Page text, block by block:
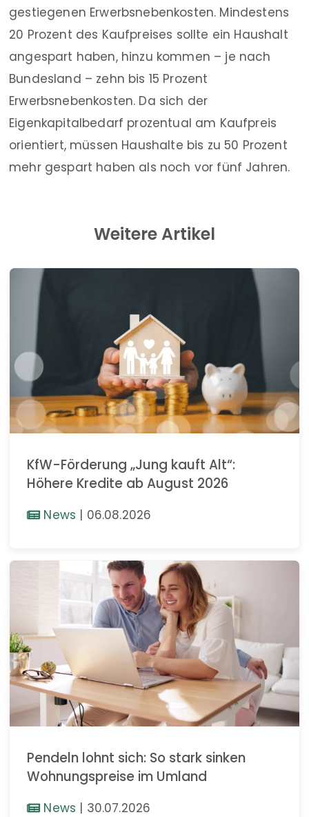
gestiegenen Erwerbsnebenkosten. Mindestens
20 Prozent des Kaufpreises sollte ein Haushalt
angespart haben, hinzu kommen – je nach
Bundesland – zehn bis 15 Prozent
Erwerbsnebenkosten. Da sich der
Eigenkapitalbedarf prozentual am Kaufpreis
orientiert, müssen Haushalte bis zu 50 Prozent
mehr gespart haben als noch vor fünf Jahren.
Weitere Artikel
KfW-Förderung „Jung kauft Alt“:
Höhere Kredite ab August 2026
News | 06.08.2026
Pendeln lohnt sich: So stark sinken
Wohnungspreise im Umland
News | 30.07.2026